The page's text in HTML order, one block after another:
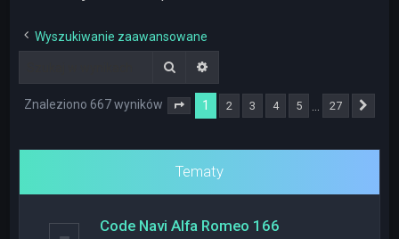
Wyszukiwanie zaawansowane
Szukaj
Znaleziono 667 wyników Strona 1z 27
1 2 3 4 5 27
Tematy
Code Navi Alfa Romeo 166